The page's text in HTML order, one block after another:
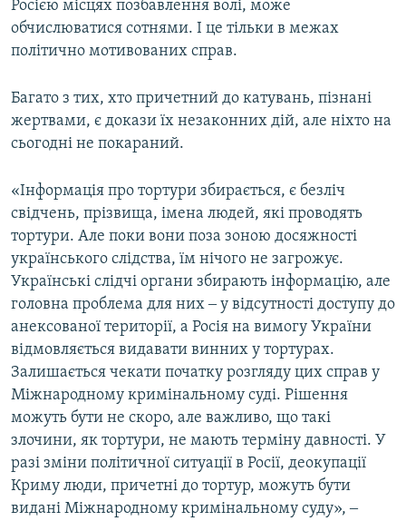
Росією місцях позбавлення волі, може
обчислюватися сотнями. І це тільки в межах
політично мотивованих справ.
Багато з тих, хто причетний до катувань, пізнані
жертвами, є докази їх незаконних дій, але ніхто на
сьогодні не покараний.
«Інформація про тортури збирається, є безліч
свідчень, прізвища, імена людей, які проводять
тортури. Але поки вони поза зоною досяжності
українського слідства, їм нічого не загрожує.
Українські слідчі органи збирають інформацію, але
головна проблема для них ‒ у відсутності доступу до
анексованої території, а Росія на вимогу України
відмовляється видавати винних у тортурах.
Залишається чекати початку розгляду цих справ у
Міжнародному кримінальному суді. Рішення
можуть бути не скоро, але важливо, що такі
злочини, як тортури, не мають терміну давності. У
разі зміни політичної ситуації в Росії, деокупації
Криму люди, причетні до тортур, можуть бути
видані Міжнародному кримінальному суду», ‒